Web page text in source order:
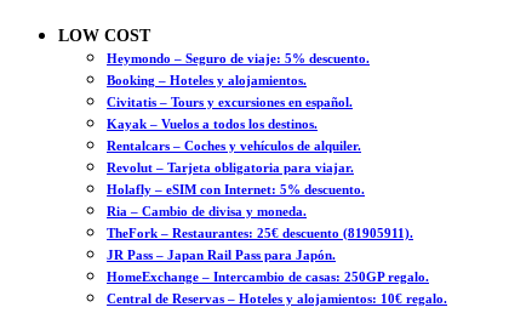
LOW COST
Heymondo – Seguro de viaje: 5% descuento.
Booking – Hoteles y alojamientos.
Civitatis – Tours y excursiones en español.
Kayak – Vuelos a todos los destinos.
Rentalcars – Coches y vehículos de alquiler.
Revolut – Tarjeta obligatoria para viajar.
Holafly – eSIM con Internet: 5% descuento.
Ria – Cambio de divisa y moneda.
TheFork – Restaurantes: 25€ descuento (81905911).
JR Pass – Japan Rail Pass para Japón.
HomeExchange – Intercambio de casas: 250GP regalo.
Central de Reservas – Hoteles y alojamientos: 10€ regalo.